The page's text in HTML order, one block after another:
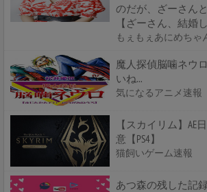
のだが、ざーさん
【ざーさん、結婚
もぇもぇあにめちゃ
魔人探偵脳噛ネウ
いね...
気になるアニメ速報
【スカイリム】AE
意【PS4】
猫飼いゲーム速報
あつ森の残した記